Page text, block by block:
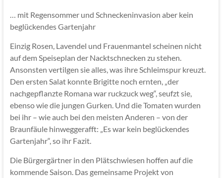
… mit Regensommer und Schneckeninvasion aber kein
beglückendes Gartenjahr
Einzig Rosen, Lavendel und Frauenmantel scheinen nicht
auf dem Speiseplan der Nacktschnecken zu stehen.
Ansonsten vertilgen sie alles, was ihre Schleimspur kreuzt.
Den ersten Salat konnte Brigitte noch ernten, „der
nachgepflanzte Romana war ruckzuck weg“, seufzt sie,
ebenso wie die jungen Gurken. Und die Tomaten wurden
bei ihr – wie auch bei den meisten Anderen – von der
Braunfäule hinweggerafft: „Es war kein beglückendes
Gartenjahr“, so ihr Fazit.
Die Bürgergärtner in den Plätschwiesen hoffen auf die
kommende Saison. Das gemeinsame Projekt von